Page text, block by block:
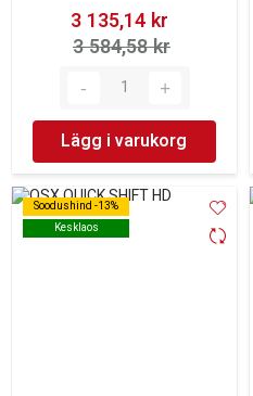
3 135,14 kr‎
3 584,58 kr‎
Lägg i varukorg
Soodushind -13%
Kesklaos
Soodushind -13%
Kesklaos